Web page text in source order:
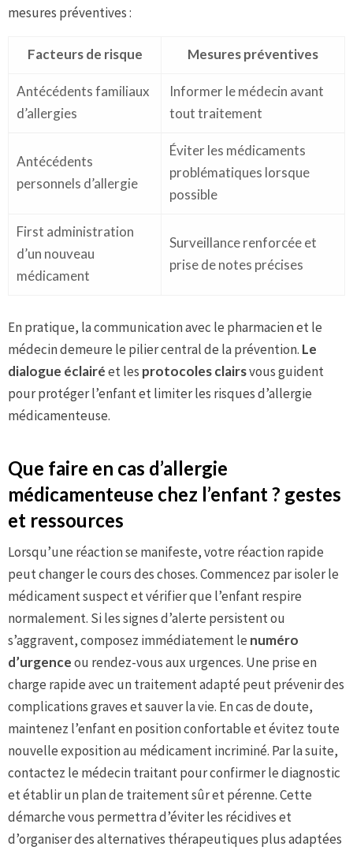
mesures préventives :
Facteurs de risque Mesures préventives
Antécédents familiaux
d’allergies
Informer le médecin avant
tout traitement
Antécédents
personnels d’allergie
Éviter les médicaments
problématiques lorsque
possible
First administration
d’un nouveau
médicament
Surveillance renforcée et
prise de notes précises
En pratique, la communication avec le pharmacien et le
médecin demeure le pilier central de la prévention. Le
dialogue éclairéet les protocoles clairsvous guident
pour protéger l’enfant et limiter les risques d’allergie
médicamenteuse.
Que faire en cas d’allergie
médicamenteuse chez l’enfant ? gestes
et ressources
Lorsqu’une réaction se manifeste, votre réaction rapide
peut changer le cours des choses. Commencez par isoler le
médicament suspect et vérifier que l’enfant respire
normalement. Si les signes d’alerte persistent ou
s’aggravent, composez immédiatement le numéro
d’urgenceou rendez-vous aux urgences. Une prise en
charge rapide avec un traitement adapté peut prévenir des
complications graves et sauver la vie. En cas de doute,
maintenez l’enfant en position confortable et évitez toute
nouvelle exposition au médicament incriminé. Par la suite,
contactez le médecin traitant pour confirmer le diagnostic
et établir un plan de traitement sûr et pérenne. Cette
démarche vous permettra d’éviter les récidives et
d’organiser des alternatives thérapeutiques plus adaptées